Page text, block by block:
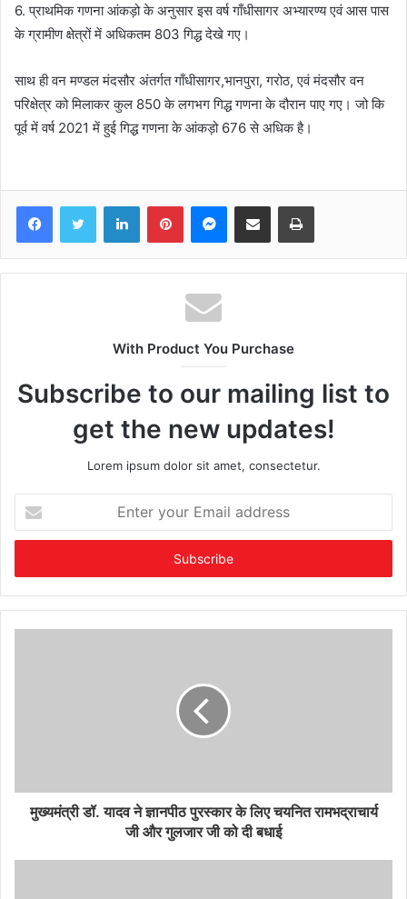
6. प्राथमिक गणना आंकड़ो के अनुसार इस वर्ष गाँधीसागर अभ्यारण्य एवं आस पास
के ग्रामीण क्षेत्रों में अधिकतम 803 गिद्ध देखे गए।
साथ ही वन मण्डल मंदसौर अंतर्गत गाँधीसागर,भानपुरा, गरोठ, एवं मंदसौर वन
परिक्षेत्र को मिलाकर कुल 850 के लगभग गिद्ध गणना के दौरान पाए गए। जो कि
पूर्व में वर्ष 2021 में हुई गिद्ध गणना के आंकड़ो 676 से अधिक है।
FacebookTwitter LinkedInPinterestMessenger
Share via Email Print
With Product You Purchase
Subscribe to our mailing list to
get the new updates!
Lorem ipsum dolor sit amet, consectetur.
your
Email
मुख्यमंत्री डॉ. यादव ने ज्ञानपीठ पुरस्कार के लिए चयनित रामभद्राचार्य
जी और गुलजार जी को दी बधाई